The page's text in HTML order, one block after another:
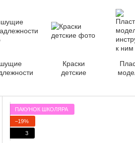
Краски
детские
ПАКУНОК ШКОЛЯРА
−19%
3